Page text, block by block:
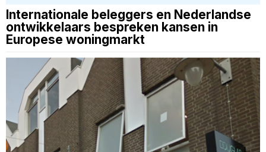
Internationale beleggers en Nederlandse
ontwikkelaars bespreken kansen in
Europese woningmarkt